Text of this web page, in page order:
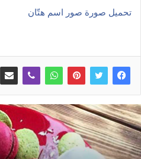
تحميل صورة صور اسم هتّان